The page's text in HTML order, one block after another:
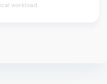
workload.